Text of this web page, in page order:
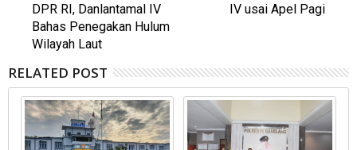
DPR RI, Danlantamal IV
Bahas Penegakan Hulum
Wilayah Laut
IV usai Apel Pagi
RELATED POST